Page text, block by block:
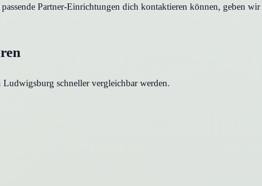
Partner-Einrichtungen dich kontaktieren können, geben
Ludwigsburg schneller vergleichbar werden.